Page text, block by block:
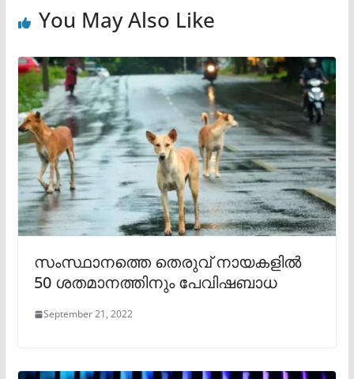
You May Also Like
സംസ്ഥാനത്തെ തെരുവ് നായകളിൽ
50 ശതമാനത്തിനും പേവിഷബാധ
September 21, 2022